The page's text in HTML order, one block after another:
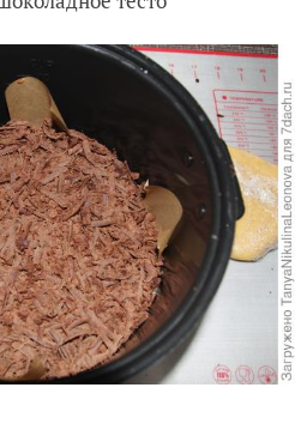
шоколадное тесто. Далее
с киселём, сверху
тесто